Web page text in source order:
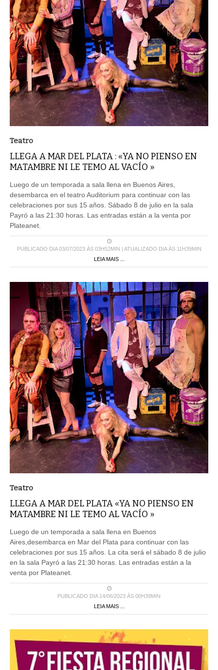
Teatro
LLEGA A MAR DEL PLATA : «YA NO PIENSO EN
MATAMBRE NI LE TEMO AL VACÍO »
Luego de un temporada a sala llena en Buenos Aires,
desembarca en el teatro Auditorium para continuar con las
celebraciones por sus 15 años. Sábado 8 de julio en la sala
Payró a las 21:30 horas. Las entradas están a la venta por
Plateanet.
PUBLICADO DIA 03/07/2023 ÀS 03H52MIN | ATUALIZADO DIA ÀS 11H39MIN
LEIA MAIS ...
Teatro
LLEGA A MAR DEL PLATA «YA NO PIENSO EN
MATAMBRE NI LE TEMO AL VACÍO »
Luego de un temporada a sala llena en Buenos
Aires,desembarca en Mar del Plata para continuar con las
celebraciones por sus 15 años. La cita será el sábado 8 de julio
en la sala Payró a las 21:30 horas. Las entradas están a la
venta por Plateanet.
PUBLICADO DIA 14/06/2023 ÀS 00H39MIN
LEIA MAIS ...